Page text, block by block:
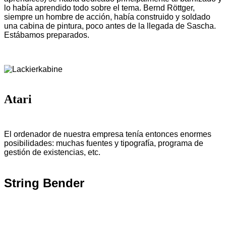
lo había aprendido todo sobre el tema. Bernd Röttger,
siempre un hombre de acción, había construido y soldado
una cabina de pintura, poco antes de la llegada de Sascha.
Estábamos preparados.
Atari
El ordenador de nuestra empresa tenía entonces enormes
posibilidades: muchas fuentes y tipografía, programa de
gestión de existencias, etc.
String Bender